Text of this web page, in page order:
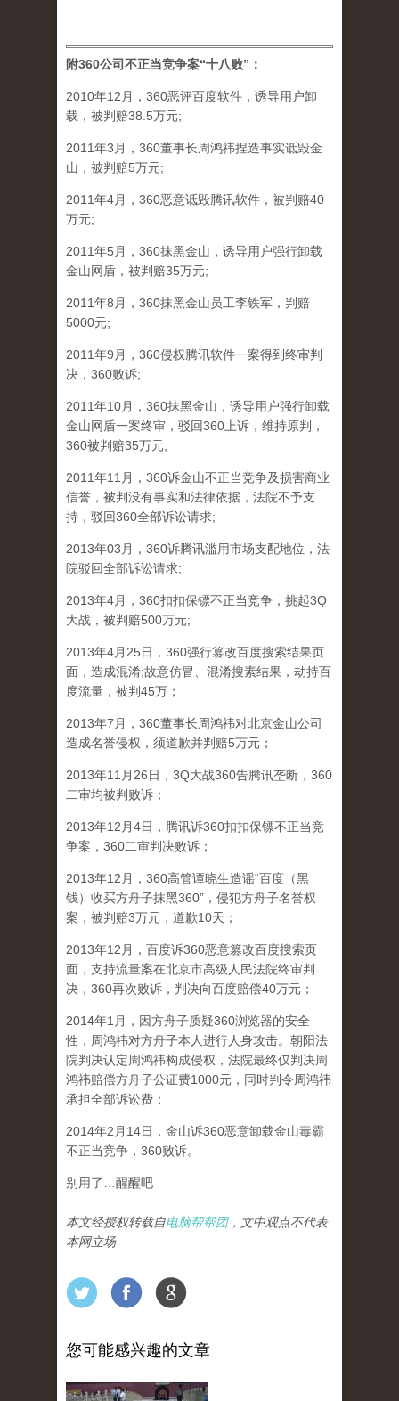
附360公司不正当竞争案“十八败”：
2010年12月，360恶评百度软件，诱导用户卸
载，被判赔38.5万元;
2011年3月，360董事长周鸿祎捏造事实诋毁金
山，被判赔5万元;
2011年4月，360恶意诋毁腾讯软件，被判赔40
万元;
2011年5月，360抹黑金山，诱导用户强行卸载
金山网盾，被判赔35万元;
2011年8月，360抹黑金山员工李铁军，判赔
5000元;
2011年9月，360侵权腾讯软件一案得到终审判
决，360败诉;
2011年10月，360抹黑金山，诱导用户强行卸载
金山网盾一案终审，驳回360上诉，维持原判，
360被判赔35万元;
2011年11月，360诉金山不正当竞争及损害商业
信誉，被判没有事实和法律依据，法院不予支
持，驳回360全部诉讼请求;
2013年03月，360诉腾讯滥用市场支配地位，法
院驳回全部诉讼请求;
2013年4月，360扣扣保镖不正当竞争，挑起3Q
大战，被判赔500万元;
2013年4月25日，360强行篡改百度搜索结果页
面，造成混淆;故意仿冒、混淆搜素结果，劫持百
度流量，被判45万；
2013年7月，360董事长周鸿祎对北京金山公司
造成名誉侵权，须道歉并判赔5万元；
2013年11月26日，3Q大战360告腾讯垄断，360
二审均被判败诉；
2013年12月4日，腾讯诉360扣扣保镖不正当竞
争案，360二审判决败诉；
2013年12月，360高管谭晓生造谣“百度（黑
钱）收买方舟子抹黑360”，侵犯方舟子名誉权
案，被判赔3万元，道歉10天；
2013年12月，百度诉360恶意篡改百度搜索页
面，支持流量案在北京市高级人民法院终审判
决，360再次败诉，判决向百度赔偿40万元；
2014年1月，因方舟子质疑360浏览器的安全
性，周鸿祎对方舟子本人进行人身攻击。朝阳法
院判决认定周鸿祎构成侵权，法院最终仅判决周
鸿祎赔偿方舟子公证费1000元，同时判令周鸿祎
承担全部诉讼费；
2014年2月14日，金山诉360恶意卸载金山毒霸
不正当竞争，360败诉。
别用了…醒醒吧
本文经授权转载自电脑帮帮团，文中观点不代表
本网立场
您可能感兴趣的文章